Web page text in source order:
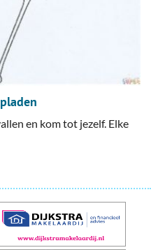
en kom tot jezelf. Elke